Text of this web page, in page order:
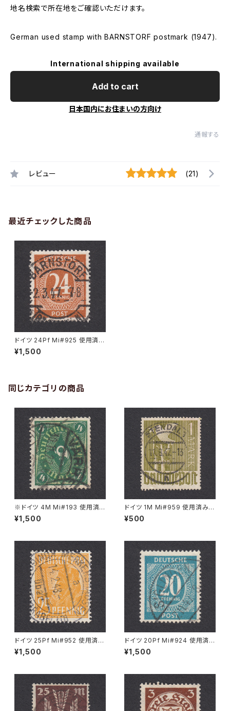
地名検索で所在地をご確認いただけます。
German used stamp with BARNSTORF postmark (1947).
International shipping available
Add to cart
日本国内にお住まいの方向け
通報する
レビュー (21)
最近チェックした商品
ドイツ 24Pf Mi#925 使用済み
切手｜BARNSTORF 2.3.194
7
¥1,500
同じカテゴリの商品
※ドイツ 4M Mi#193 使用済
み切手｜VARREL 30.11.1922
¥1,500
ドイツ 1M Mi#959 使用済み切
手｜STENDAL 11.8.1947
¥500
ドイツ 25Pf Mi#952 使用済み
切手｜MERKERSHAUSEN 14.
2.1948
¥1,500
ドイツ 20Pf Mi#924 使用済み
切手｜SIGLINGEN 7.11.1947
¥1,500